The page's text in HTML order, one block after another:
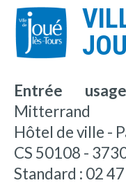
Entrée
Mitterrand
Hôtel de ville -
CS 50108 -
Standard : 02